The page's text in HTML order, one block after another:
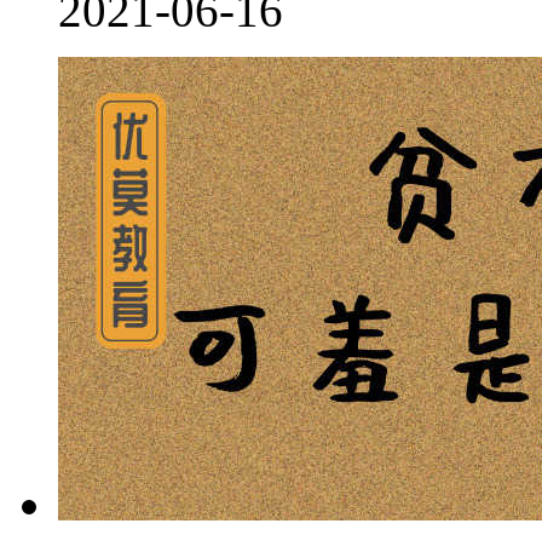
2021-06-16